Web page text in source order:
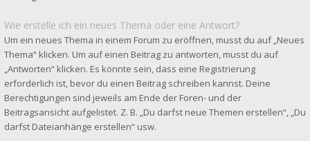
Wie erstelle ich ein neues Thema oder eine Antwort?
Um ein neues Thema in einem Forum zu eröffnen, musst du auf „Neues
Thema“ klicken. Um auf einen Beitrag zu antworten, musst du auf
„Antworten“ klicken. Es könnte sein, dass eine Registrierung
erforderlich ist, bevor du einen Beitrag schreiben kannst. Deine
Berechtigungen sind jeweils am Ende der Foren- und der
Beitragsansicht aufgelistet. Z. B. „Du darfst neue Themen erstellen“, „Du
darfst Dateianhänge erstellen“ usw.